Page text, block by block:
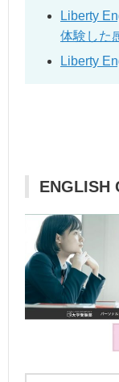
Liberty
体験した
Liberty
ENGLISH